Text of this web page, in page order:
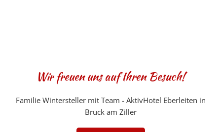
Wir freuen uns auf Ihren Besuch!
Familie Wintersteller mit Team - AktivHotel Eberleiten in
Bruck am Ziller